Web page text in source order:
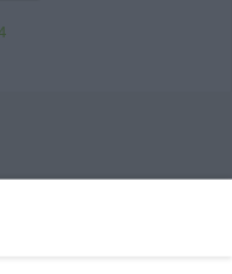
Serwis Informacyjny Miasta